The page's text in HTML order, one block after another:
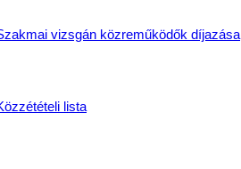
vizsgán közreműködők díjazása
lista